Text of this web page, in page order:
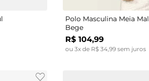
Polo Masculina Meia
Bege
R$ 104,99
ou3x de R$ 34 ,99 sem juros